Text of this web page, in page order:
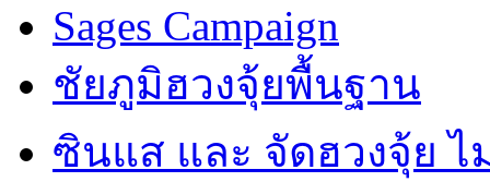
Sages Campaign
ชัยภูมิฮวงจุ้ยพื้นฐาน
ซินแส และ จัดฮวงจุ้ย ไ